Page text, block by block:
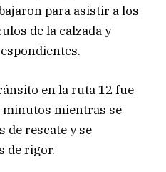
para asistir a los
de la calzada y
en la ruta 12 fue
mientras se
de rescate y se
de rigor.